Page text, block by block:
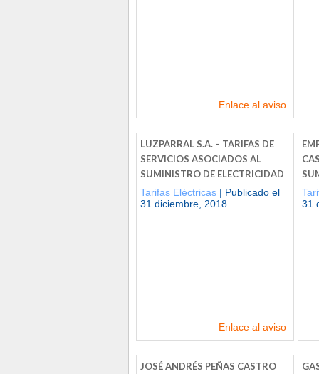
Enlace al aviso
LUZPARRAL S.A. – TARIFAS DE
SERVICIOS ASOCIADOS AL
SUMINISTRO DE ELECTRICIDAD
Tarifas Eléctricas | Publicado el
31 diciembre, 2018
Enlace al aviso
31
JOSÉ ANDRÉS PEÑAS CASTRO